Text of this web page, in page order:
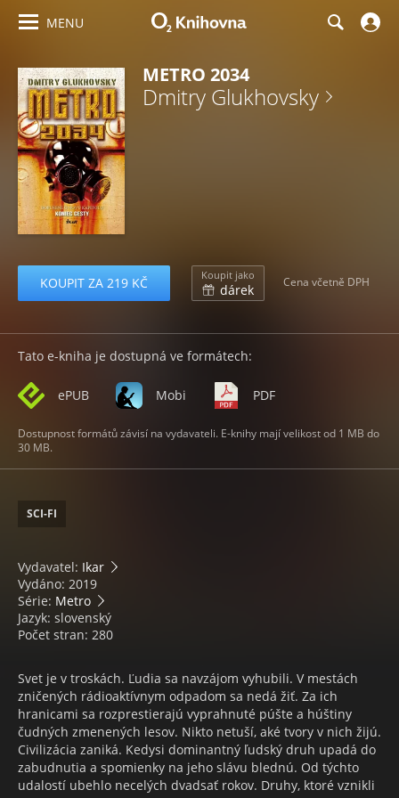
MENU
METRO 2034
Dmitry Glukhovsky
KOUPIT ZA 219 KČ Koupit jako
dárek Cena včetně DPH
Tato e-kniha je dostupná ve formátech:
ePUB Mobi PDF
Dostupnost formátů závisí na vydavateli. E-knihy mají velikost od 1 MB do
30 MB.
SCI-FI
Vydavatel: Ikar
Vydáno: 2019
Série: Metro
Jazyk: slovenský
Počet stran: 280
Svet je v troskách. Ľudia sa navzájom vyhubili. V mestách
zničených rádioaktívnym odpadom sa nedá žiť. Za ich
hranicami sa rozprestierajú vyprahnuté púšte a húštiny
čudných zmenených lesov. Nikto netuší, aké tvory v nich žijú.
Civilizácia zaniká. Kedysi dominantný ľudský druh upadá do
zabudnutia a spomienky na jeho slávu blednú. Od týchto
udalostí ubehlo necelých dvadsať rokov. Druhy, ktoré vznikli